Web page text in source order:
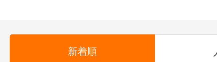
新着順